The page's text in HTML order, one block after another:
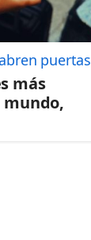
puertas
más
mundo,